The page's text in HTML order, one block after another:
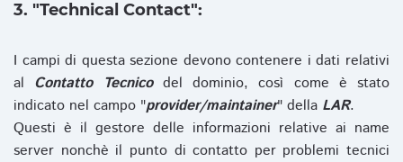
3. "Technical Contact":
I campi di questa sezione devono contenere i dati relativi
al Contatto Tecnicodel dominio, così come è stato
indicato nel campo "provider/maintainer" della LAR.
Questi è il gestore delle informazioni relative ai name
server nonchè il punto di contatto per problemi tecnici